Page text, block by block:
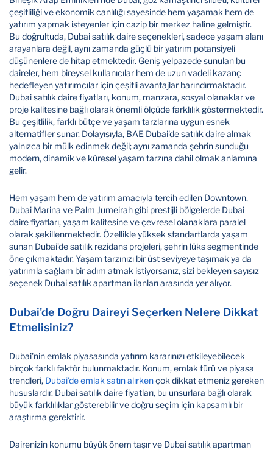
çeşitliliği ve ekonomik canlılığı sayesinde hem yaşamak hem de
yatırım yapmak isteyenler için cazip bir merkez haline gelmiştir.
Bu doğrultuda, Dubai satılık daire seçenekleri, sadece yaşam alanı
arayanlara değil, aynı zamanda güçlü bir yatırım potansiyeli
düşünenlere de hitap etmektedir. Geniş yelpazede sunulan bu
daireler, hem bireysel kullanıcılar hem de uzun vadeli kazanç
hedefleyen yatırımcılar için çeşitli avantajlar barındırmaktadır.
Dubai satılık daire fiyatları, konum, manzara, sosyal olanaklar ve
proje kalitesine bağlı olarak önemli ölçüde farklılık göstermektedir.
Bu çeşitlilik, farklı bütçe ve yaşam tarzlarına uygun esnek
alternatifler sunar. Dolayısıyla, BAE Dubai'de satılık daire almak
yalnızca bir mülk edinmek değil; aynı zamanda şehrin sunduğu
modern, dinamik ve küresel yaşam tarzına dahil olmak anlamına
gelir.
Hem yaşam hem de yatırım amacıyla tercih edilen Downtown,
Dubai Marina ve Palm Jumeirah gibi prestijli bölgelerde Dubai
daire fiyatları, yaşam kalitesine ve çevresel olanaklara paralel
olarak şekillenmektedir. Özellikle yüksek standartlarda yaşam
sunan Dubai’de satılık rezidans projeleri, şehrin lüks segmentinde
öne çıkmaktadır. Yaşam tarzınızı bir üst seviyeye taşımak ya da
yatırımla sağlam bir adım atmak istiyorsanız, sizi bekleyen sayısız
seçenek Dubai satılık apartman ilanları arasında yer alıyor.
Dubai'de Doğru Daireyi Seçerken Nelere Dikkat
Etmelisiniz?
Dubai'nin emlak piyasasında yatırım kararınızı etkileyebilecek
birçok farklı faktör bulunmaktadır. Konum, emlak türü ve piyasa
trendleri, Dubai’de emlak satın alırkençok dikkat etmeniz gereken
hususlardır. Dubai satılık daire fiyatları, bu unsurlara bağlı olarak
büyük farklılıklar gösterebilir ve doğru seçim için kapsamlı bir
araştırma gerektirir.
Dairenizin konumu büyük önem taşır ve Dubai satılık apartman